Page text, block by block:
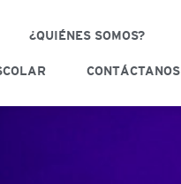
¿QUIÉNES SOMOS?
CONTÁCTANOS